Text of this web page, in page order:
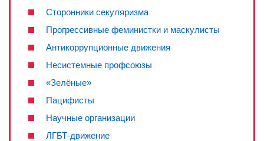
Сторонники секуляризма
Прогрессивные феминистки и маскулисты
Антикоррупционные движения
Несистемные профсоюзы
«Зелёные»
Пацифисты
Научные организации
ЛГБТ-движение